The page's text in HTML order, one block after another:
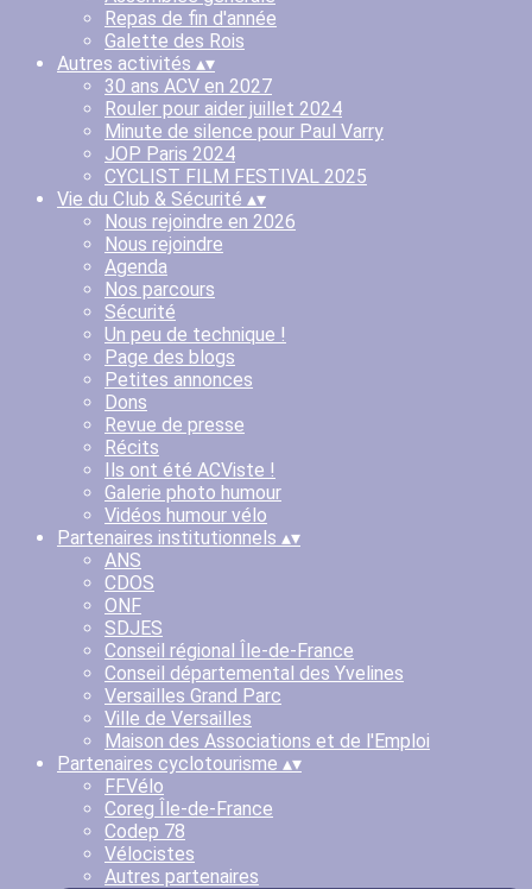
Repas de fin d'année
Galette des Rois
Autres activités ▴▾
30 ans ACV en 2027
Rouler pour aider juillet 2024
Minute de silence pour Paul Varry
JOP Paris 2024
CYCLIST FILM FESTIVAL 2025
Vie du Club & Sécurité ▴▾
Nous rejoindre en 2026
Nous rejoindre
Agenda
Nos parcours
Sécurité
Un peu de technique !
Page des blogs
Petites annonces
Dons
Revue de presse
Récits
Ils ont été ACViste !
Galerie photo humour
Vidéos humour vélo
Partenaires institutionnels ▴▾
ANS
CDOS
ONF
SDJES
Conseil régional Île-de-France
Conseil départemental des Yvelines
Versailles Grand Parc
Ville de Versailles
Maison des Associations et de l'Emploi
Partenaires cyclotourisme ▴▾
FFVélo
Coreg Île-de-France
Codep 78
Vélocistes
Autres partenaires